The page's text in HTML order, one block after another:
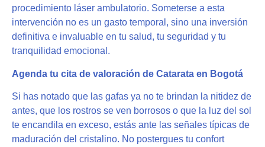
procedimiento láser ambulatorio. Someterse a esta
intervención no es un gasto temporal, sino una inversión
definitiva e invaluable en tu salud, tu seguridad y tu
tranquilidad emocional.
Agenda tu cita de valoración de Catarata en Bogotá
Si has notado que las gafas ya no te brindan la nitidez de
antes, que los rostros se ven borrosos o que la luz del sol
te encandila en exceso, estás ante las señales típicas de
maduración del cristalino. No postergues tu confort